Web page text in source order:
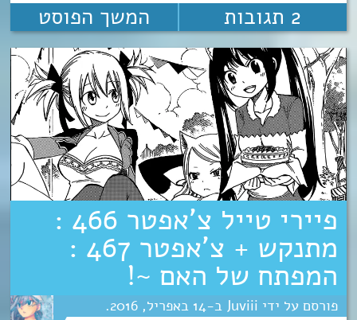
2 תגובות המשך הפוסט
פיירי טייל צ’אפטר 466 :
מתנקש + צ’אפטר 467 :
המפתח של האם ~!
Juviii
14 אפריל 2016